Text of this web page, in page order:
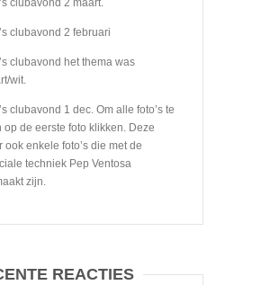
clubavond 2 maart.
clubavond 2 februari
clubavond het thema was
wit.
clubavond 1 dec. Om alle foto’s te
op de eerste foto klikken. Deze
ook enkele foto’s die met de
techniek Pep Ventosa
zijn.
REACTIES